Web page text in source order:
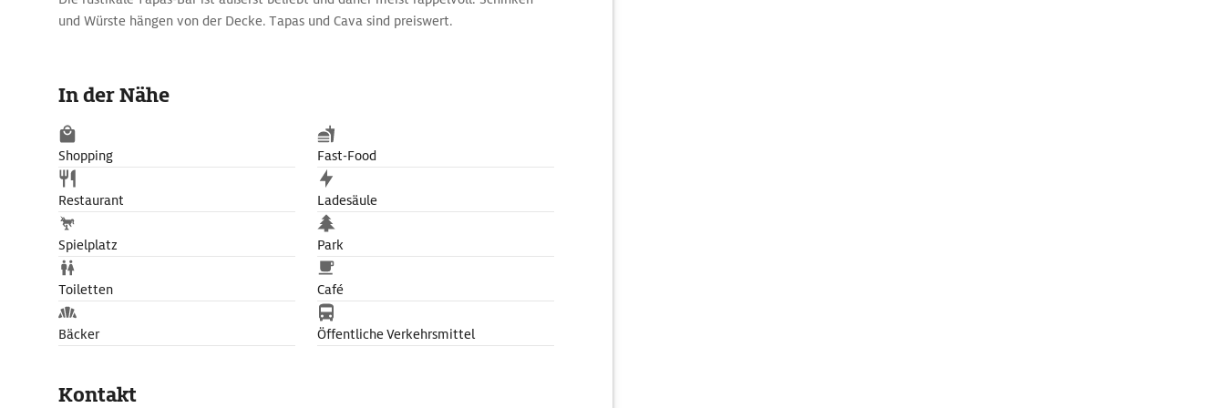
und Würste hängen von der Decke. Tapas und Cava sind preiswert.
In der Nähe
Shopping Fast-Food
Restaurant Ladesäule
Spielplatz Park
Toiletten Café
Bäcker Öffentliche Verkehrsmittel
Kontakt